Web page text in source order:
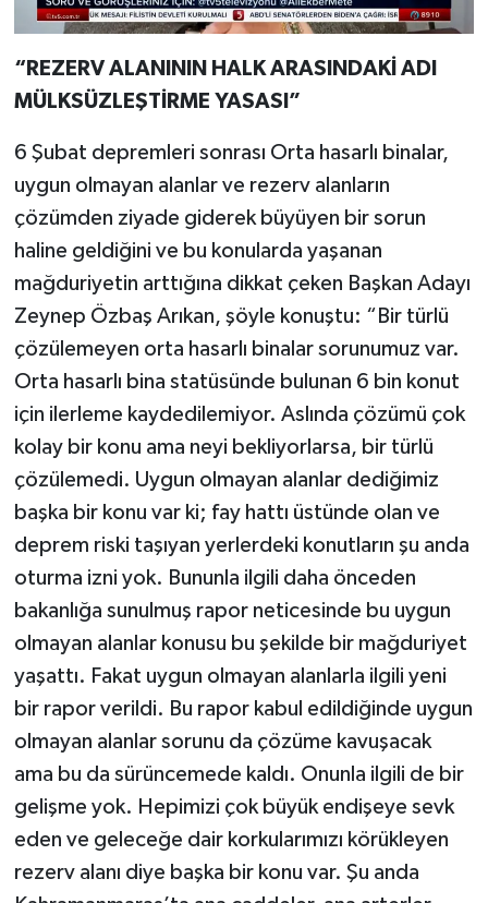
“REZERV ALANININ HALK ARASINDAKİ ADI
MÜLKSÜZLEŞTİRME YASASI”
6 Şubat depremleri sonrası Orta hasarlı binalar,
uygun olmayan alanlar ve rezerv alanların
çözümden ziyade giderek büyüyen bir sorun
haline geldiğini ve bu konularda yaşanan
mağduriyetin arttığına dikkat çeken Başkan Adayı
Zeynep Özbaş Arıkan, şöyle konuştu: “Bir türlü
çözülemeyen orta hasarlı binalar sorunumuz var.
Orta hasarlı bina statüsünde bulunan 6 bin konut
için ilerleme kaydedilemiyor. Aslında çözümü çok
kolay bir konu ama neyi bekliyorlarsa, bir türlü
çözülemedi. Uygun olmayan alanlar dediğimiz
başka bir konu var ki; fay hattı üstünde olan ve
deprem riski taşıyan yerlerdeki konutların şu anda
oturma izni yok. Bununla ilgili daha önceden
bakanlığa sunulmuş rapor neticesinde bu uygun
olmayan alanlar konusu bu şekilde bir mağduriyet
yaşattı. Fakat uygun olmayan alanlarla ilgili yeni
bir rapor verildi. Bu rapor kabul edildiğinde uygun
olmayan alanlar sorunu da çözüme kavuşacak
ama bu da sürüncemede kaldı. Onunla ilgili de bir
gelişme yok. Hepimizi çok büyük endişeye sevk
eden ve geleceğe dair korkularımızı körükleyen
rezerv alanı diye başka bir konu var. Şu anda